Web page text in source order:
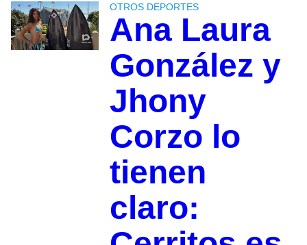
OTROS DEPORTES
Ana Laura
González y
Jhony
Corzo lo
tienen
claro: